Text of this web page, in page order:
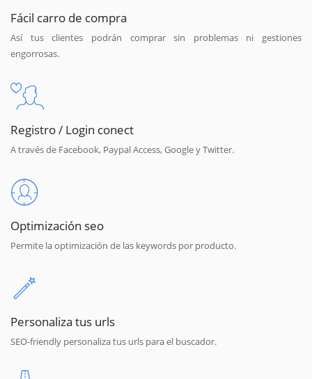
Fácil carro de compra
Así tus clientes podrán comprar sin problemas ni gestiones
engorrosas.
Registro / Login conect
A través de Facebook, Paypal Access, Google y Twitter.
Optimización seo
Permite la optimización de las keywords por producto.
Personaliza tus urls
SEO-friendly personaliza tus urls para el buscador.